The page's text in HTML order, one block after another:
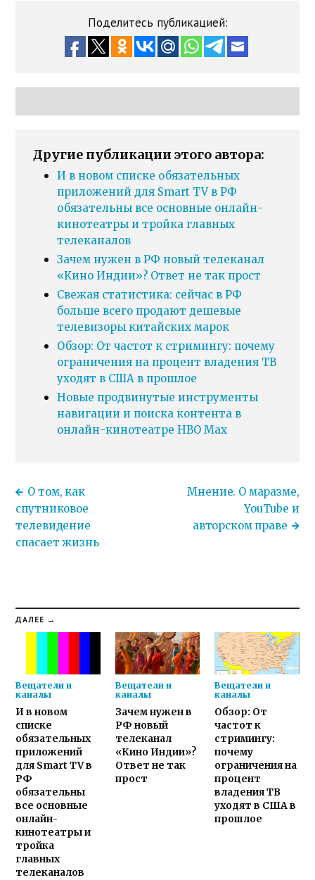
Поделитесь публикацией:
Другие публикации этого автора:
И в новом списке обязательных
приложений для Smart TV в РФ
обязательны все основные онлайн-
кинотеатры и тройка главных
телеканалов
Зачем нужен в РФ новый телеканал
«Кино Индии»? Ответ не так прост
Свежая статистика: сейчас в РФ
больше всего продают дешевые
телевизоры китайских марок
Обзор: От частот к стримингу: почему
ограничения на процент владения ТВ
уходят в США в прошлое
Новые продвинутые инструменты
навигации и поиска контента в
онлайн-кинотеатре HBO Max
О том, как
спутниковое
телевидение
спасает жизнь
Мнение. О маразме,
YouTube и
авторском праве
ДАЛЕЕ →
Вещатели и
каналы
И в новом
списке
обязательных
приложений
для Smart TV в
РФ
обязательны
все основные
онлайн-
кинотеатры и
тройка
главных
телеканалов
Вещатели и
каналы
Зачем нужен в
РФ новый
телеканал
«Кино Индии»?
Ответ не так
прост
Вещатели и
каналы
Обзор: От
частот к
стримингу:
почему
ограничения на
процент
владения ТВ
уходят в США в
прошлое